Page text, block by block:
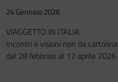
24 Gennaio 2026
VIAGGETTO IN ITALIA
Incontri e visioni non da cartolina
dal 28 febbraio al 12 aprile 2026